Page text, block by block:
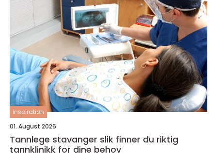
inspiration
01. August 2026
Tannlege stavanger slik finner du riktig
tannklinikk for dine behov